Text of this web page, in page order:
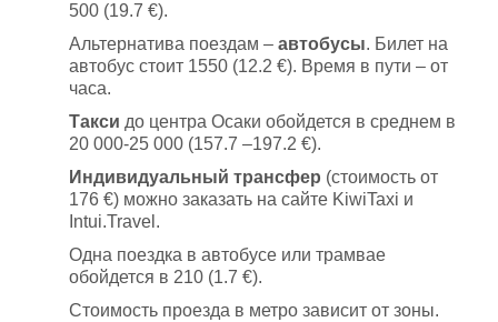
500 (19.7 €).
Альтернатива поездам – автобусы. Билет на
автобус стоит 1550 (12.2 €). Время в пути – от
часа.
Такси до центра Осаки обойдется в среднем в
20 000-25 000 (157.7 –197.2 €).
Индивидуальный трансфер (стоимость от
176 €) можно заказать на сайте KiwiTaxi и
Intui.Travel.
Одна поездка в автобусе или трамвае
обойдется в 210 (1.7 €).
Стоимость проезда в метро зависит от зоны.